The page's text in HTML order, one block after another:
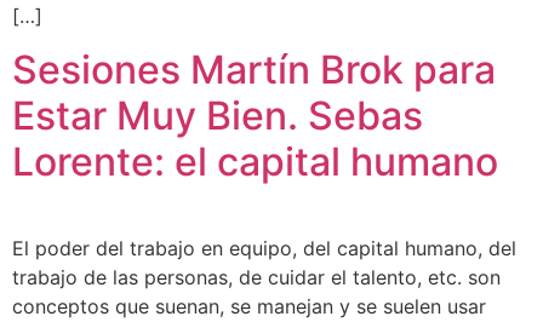
[…]
Sesiones Martín Brok para
Estar Muy Bien. Sebas
Lorente: el capital humano
El poder del trabajo en equipo, del capital humano, del
trabajo de las personas, de cuidar el talento, etc. son
conceptos que suenan, se manejan y se suelen usar